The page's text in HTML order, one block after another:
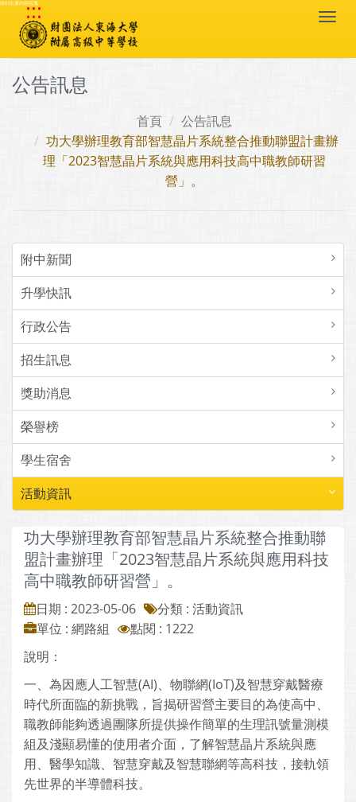
跳到主要內容區塊
:::
公告訊息
首頁
公告訊息
功大學辦理教育部智慧晶片系統整合推動聯盟計畫辦
理「2023智慧晶片系統與應用科技高中職教師研習
營」。
附中新聞
升學快訊
行政公告
招生訊息
獎助消息
榮譽榜
學生宿舍
活動資訊
功大學辦理教育部智慧晶片系統整合推動聯
盟計畫辦理「2023智慧晶片系統與應用科技
高中職教師研習營」。
日期 : 2023-05-06
分類 : 活動資訊
單位 : 網路組
點閱 : 1222
說明：
一、為因應人工智慧(AI)、物聯網(IoT)及智慧穿戴醫療
時代所面臨的新挑戰，旨揭研習營主要目的為使高中、
職教師能夠透過團隊所提供操作簡單的生理訊號量測模
組及淺顯易懂的使用者介面，了解智慧晶片系統與應
用、醫學知識、智慧穿戴及智慧聯網等高科技，接軌領
先世界的半導體科技。